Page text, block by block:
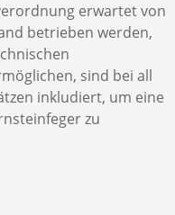
erwartet von
betrieben werden,
sind bei all
inkludiert, um eine
zu